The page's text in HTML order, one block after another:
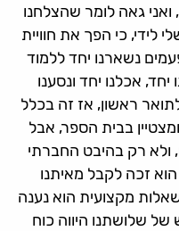
גאה לומר שהצלחנו
לידי, כי הפך את חוויית
נשארנו יחד ללמוד
אכלנו יחד ונסענו
ראשון, אז זה בכלל
בבית הספר, אבל
ולא רק בהיבט החברתי
זכה לקבל מאיתנו
מקצועית הוא נענה
שלושתנו היווה כוח